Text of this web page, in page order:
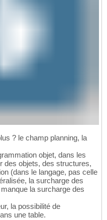
? le champ planning, la
objet, dans les
des objets, des structures,
(dans le langage, pas celle
la surcharge des
la surcharge des
la possibilité de
une table.